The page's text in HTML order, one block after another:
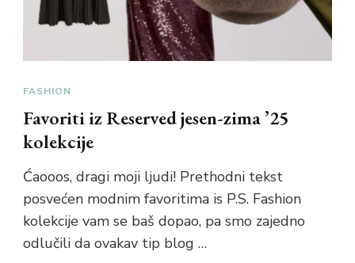
FASHION
Favoriti iz Reserved jesen-zima ’25
kolekcije
Ćaooos, dragi moji ljudi! Prethodni tekst
posvećen modnim favoritima is P.S. Fashion
kolekcije vam se baš dopao, pa smo zajedno
odlučili da ovakav tip blog …